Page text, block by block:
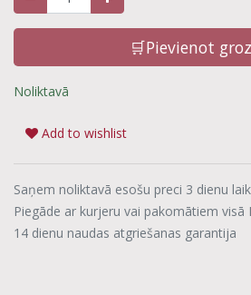
🛒Pievienot
Noliktavā
Add to wishlist
Saņem noliktavā esošu preci 3 dienu
Piegāde ar kurjeru vai pakomātiem visā
14 dienu naudas atgriešanas garantija